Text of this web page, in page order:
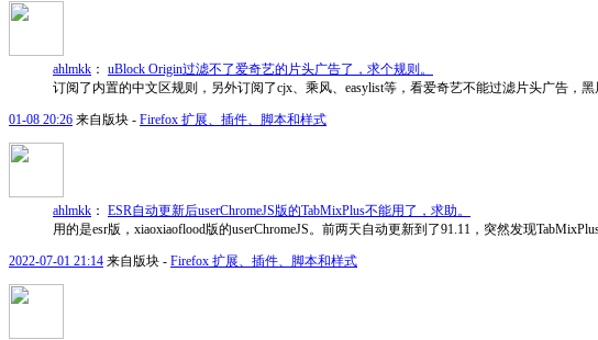
ahlmkk ： uBlock Origin过滤不了爱奇艺的片头广告了，求个规则。
订阅了内置的中文区规则，另外订阅了cjx、乘风、easylist等，看爱奇艺不能过滤片头广告，
01-08 20:26 来自版块 - Firefox 扩展、插件、脚本和样式
ahlmkk ： ESR自动更新后userChromeJS版的TabMixPlus不能用了，求助。
用的是esr版，xiaoxiaoflood版的userChromeJS。前两天自动更新到了91.11，突然发现
2022-07-01 21:14 来自版块 - Firefox 扩展、插件、脚本和样式